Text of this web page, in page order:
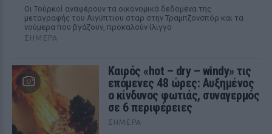
Οι Τούρκοί αναφέρουν τα οικονομικά δεδομένα της
μεταγραφής του Αιγύπτιου σταρ στην Τραμπζονσπόρ και τα
νούμερα που βγάζουν, προκαλούν ίλιγγο
ΣΉΜΕΡΑ
Καιρός «hot – dry – windy» τις
επόμενες 48 ώρες: Αυξημένος
ο κίνδυνος φωτιάς, συναγερμός
σε 6 περιφέρειες
ΣΉΜΕΡΑ